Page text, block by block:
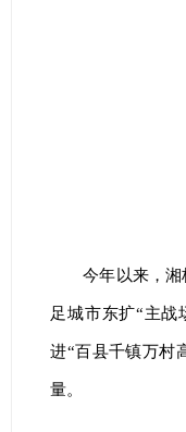
今年以来，湘
足城市东扩“主战
进“百县千镇万村
量。